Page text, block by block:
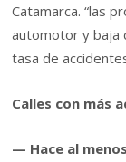
Catamarca. “las
automotor y baja
tasa de
Calles con más
— Hace al